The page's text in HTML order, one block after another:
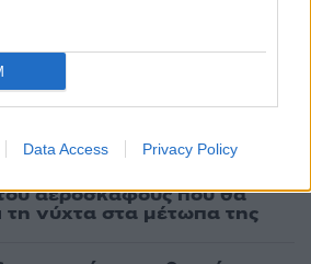
Data Access Privacy Policy
μένει η Μαρία
τη Δημοκρατία»
αεροσκάφους που θα
τη νύχτα στα μέτωπα της